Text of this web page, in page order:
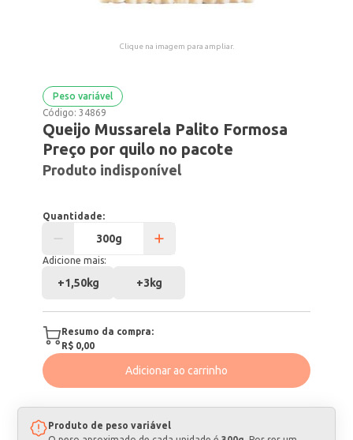
Clique na imagem para ampliar.
Peso variável
Código:34869
Queijo Mussarela Palito Formosa
Preço por quilo no pacote
Produto indisponível
Quantidade:
Adicione mais:
+1,50kg +3kg
Resumo da compra:
R$ 0,00
Adicionar ao carrinho
Produto de peso variável